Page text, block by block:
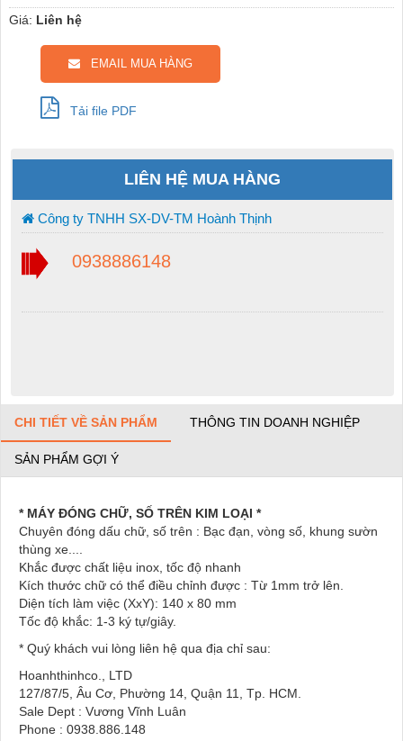
Giá: Liên hệ
EMAIL MUA HÀNG
Tải file PDF
LIÊN HỆ MUA HÀNG
Công ty TNHH SX-DV-TM Hoành Thịnh
0938886148
CHI TIẾT VỀ SẢN PHẨM THÔNG TIN DOANH NGHIỆP
SẢN PHẨM GỢI Ý
* MÁY ĐÓNG CHỮ, SỐ TRÊN KIM LOẠI *
Chuyên đóng dấu chữ, số trên : Bạc đạn, vòng số, khung sườn
thùng xe....
Khắc được chất liệu inox, tốc độ nhanh
Kích thước chữ có thể điều chỉnh được : Từ 1mm trở lên.
Diện tích làm việc (XxY): 140 x 80 mm
Tốc độ khắc: 1-3 ký tự/giây.
* Quý khách vui lòng liên hệ qua địa chỉ sau:
Hoanhthinhco., LTD
127/87/5, Âu Cơ, Phường 14, Quận 11, Tp. HCM.
Sale Dept : Vương Vĩnh Luân
Phone : 0938.886.148